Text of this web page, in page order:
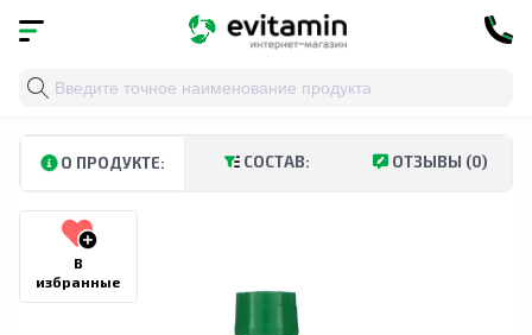
Главная Детское здоровье
О ПРОДУКТЕ: СОСТАВ: ОТЗЫВЫ (0)
В
избранные